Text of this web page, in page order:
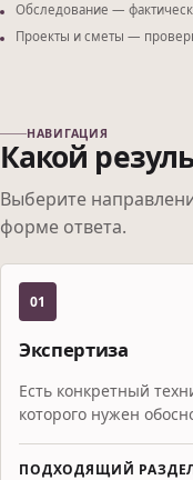
Обследование —
Проекты и сметы —
НАВИГАЦИЯ
Какой
Выберите
форме ответа.
01
Экспертиза
Есть конкретный
которого нужен
ПОДХОДЯЩИЙ